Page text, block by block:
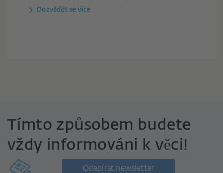
Dozvědět se více
Tímto způsobem budete
vždy informováni k věci!
Odebírat newsletter